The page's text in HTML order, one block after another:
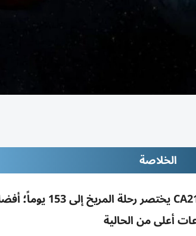
الخلاصة
أعلى من الحالية